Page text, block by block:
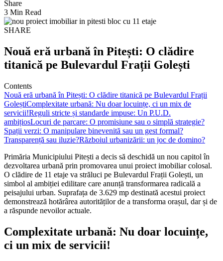
Share
3 Min Read
SHARE
Nouă eră urbană în Pitești: O clădire
titanică pe Bulevardul Frații Golești
Contents
Nouă eră urbană în Pitești: O clădire titanică pe Bulevardul Frații
GoleștiComplexitate urbană: Nu doar locuințe, ci un mix de
servicii!Reguli stricte și standarde impuse: Un P.U.D.
ambițiosLocuri de parcare: O promisiune sau o simplă strategie?
Spații verzi: O manipulare binevenită sau un gest formal?
Transparență sau iluzie?Războiul urbanizării: un joc de domino?
Primăria Municipiului Pitești a decis să deschidă un nou capitol în
dezvoltarea urbană prin promovarea unui proiect imobiliar colosal.
O clădire de 11 etaje va străluci pe Bulevardul Frații Golești, un
simbol al ambiției edilitare care anunță transformarea radicală a
peisajului urban. Suprafața de 3.629 mp destinată acestui proiect
demonstrează hotărârea autorităților de a transforma orașul, dar și de
a răspunde nevoilor actuale.
Complexitate urbană: Nu doar locuințe,
ci un mix de servicii!